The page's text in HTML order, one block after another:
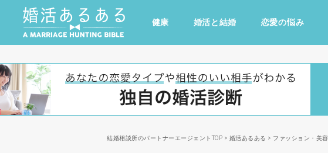
健康 婚活と結婚 恋愛の悩み
心の処方箋 カルチャー・トレンド・芸能
結婚相談所のパートナーエージェントTOP > 婚活あるある > ファッション・美容